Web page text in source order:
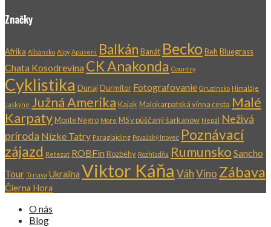
Značky
Afrika Albánsko Alpy Apuseni Balkán Banát BeckoBeh Bluegrass
Chata Kosodrevina CK Anakonda Country
Cyklistika DunajDurmitor Fotografovanie Gruzínsko Himaláje
Jaskyne Južná Amerika Kajak Malokarpatská vínna cesta Malé
KarpatyMonte Negro More MS v púščaný šarkanow Nepál Neživá
príroda Nízke Tatry Paraglajding Považský Inovec Poznávací
zájazd Retezat ROBFin Rozbehy Rozhľadňa Rumunsko Sancho
Tour Trnava Ukrajina Viktor Káňa VáhVíno Zábava
Čierna Hora
O nás
Blog